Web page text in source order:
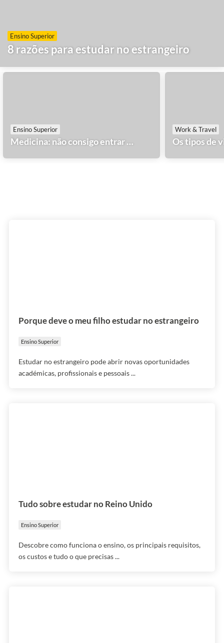
Ensino Superior
8 razões para estudar no estrangeiro
Ensino Superior
Medicina: não consigo entrar em Portugal. E agora?
Work & Travel
Porque deve o meu filho estudar no estrangeiro
Ensino Superior
Estudar no estrangeiro pode abrir novas oportunidades
académicas, profissionais e pessoais ...
Tudo sobre estudar no Reino Unido
Ensino Superior
Descobre como funciona o ensino, os principais requisitos,
os custos e tudo o que precisas ...